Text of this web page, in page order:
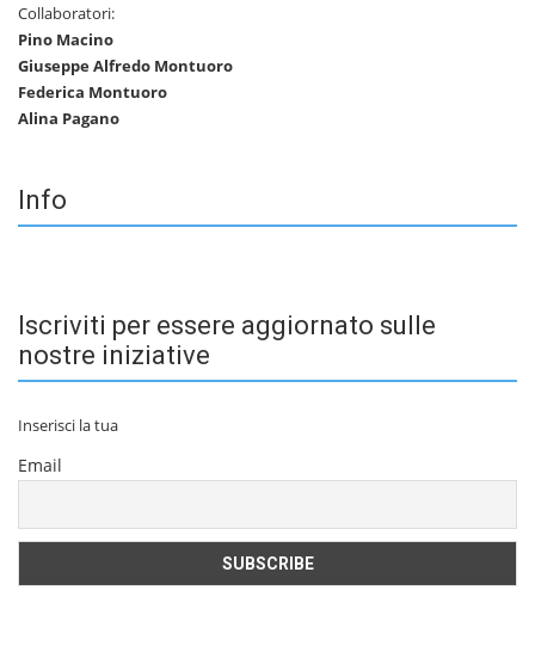
Collaboratori:
Pino Macino
Giuseppe Alfredo Montuoro
Federica Montuoro
Alina Pagano
Info
Iscriviti per essere aggiornato sulle
nostre iniziative
Inserisci la tua
Email